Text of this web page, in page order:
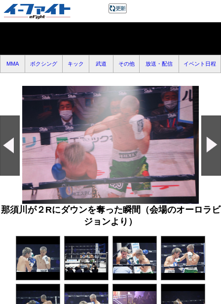
MMA ボクシング キック 武道 その他 放送・配信 イベント日程
那須川が２Rにダウンを奪った瞬間（会場のオーロラビ
ジョンより）